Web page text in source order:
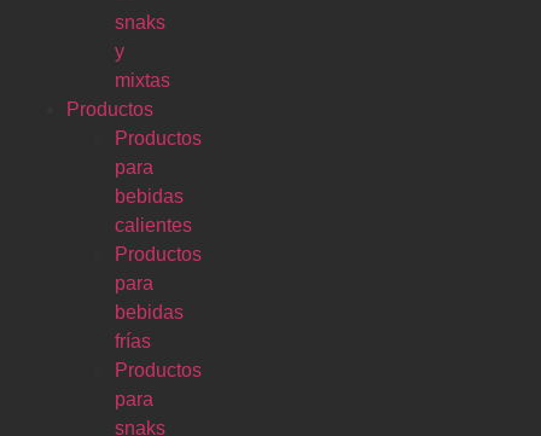
snaks
y
mixtas
Productos
Productos
para
bebidas
calientes
Productos
para
bebidas
frías
Productos
para
snaks